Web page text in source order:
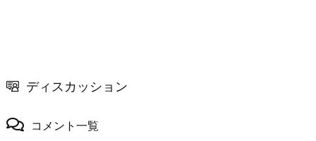
ディスカッション
コメント一覧